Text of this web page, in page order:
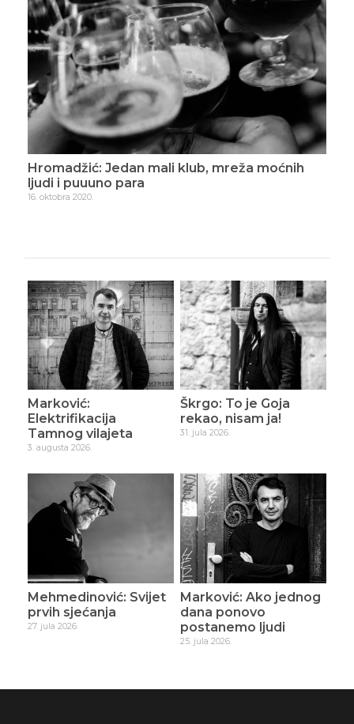
Hromadžić: Jedan mali klub, mreža moćnih
ljudi i puuuno para
16. oktobra 2020.
Marković:
Elektrifikacija
Tamnog vilajeta
3. augusta 2026.
Škrgo: To je Goja
rekao, nisam ja!
31. jula 2026.
Mehmedinović: Svijet
prvih sjećanja
27. jula 2026.
Marković: Ako jednog
dana ponovo
postanemo ljudi
25. jula 2026.